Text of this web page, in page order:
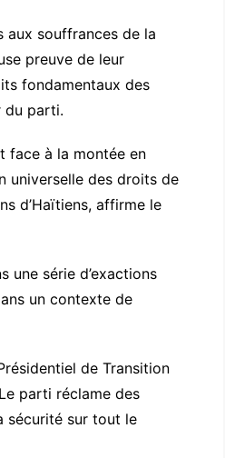
aux souffrances de la
preuve de leur
fondamentaux des
du parti.
face à la montée en
universelle des droits de
d’Haïtiens, affirme le
une série d’exactions
un contexte de
de Transition
parti réclame des
sécurité sur tout le